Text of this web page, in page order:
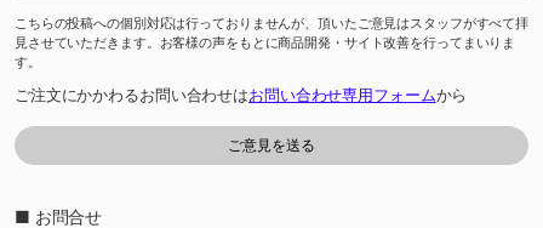
こちらの投稿への個別対応は行っておりませんが、頂いたご意見はスタッフがすべて拝
見させていただきます。お客様の声をもとに商品開発・サイト改善を行ってまいりま
す。
ご注文にかかわるお問い合わせはお問い合わせ専用フォームから
■ お問合せ